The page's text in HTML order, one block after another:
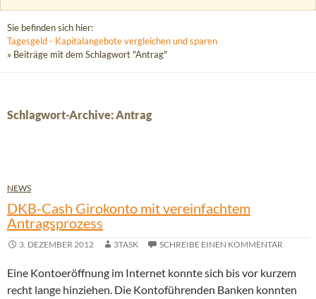
Sie befinden sich hier:
Tagesgeld - Kapitalangebote vergleichen und sparen
» Beiträge mit dem Schlagwort "Antrag"
Schlagwort-Archive: Antrag
NEWS
DKB-Cash Girokonto mit vereinfachtem
Antragsprozess
3. DEZEMBER 2012 3TASK SCHREIBE EINEN KOMMENTAR
Eine Kontoeröffnung im Internet konnte sich bis vor kurzem
recht lange hinziehen. Die Kontoführenden Banken konnten